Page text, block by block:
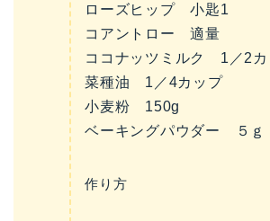
ローズヒップ 小匙1
コアントロー 適量
ココナッツミルク 1／2カ
菜種油 1／4カップ
小麦粉 150g
ベーキングパウダー ５ｇ
作り方